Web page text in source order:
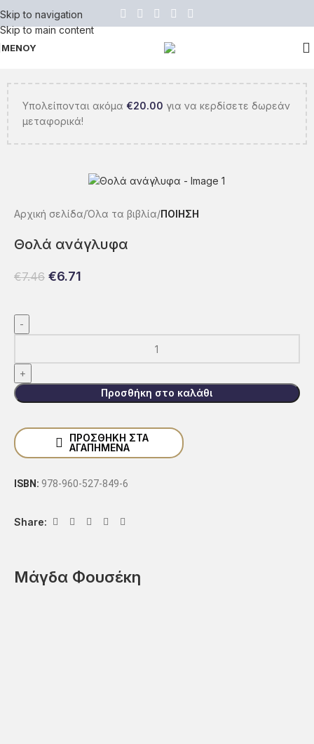
Skip to navigation
Skip to main content
ΜΕΝΟΥ
Υπολείπονται ακόμα €20.00 για να κερδίσετε δωρεάν
μεταφορικά!
Αρχική σελίδα Όλα τα βιβλία ΠΟΙΗΣΗ
Θολά ανάγλυφα
€7.46 €6.71
Προσθήκη στο καλάθι
ΠΡΟΣΘΗΚΗ ΣΤΑ
ΑΓΑΠΗΜΕΝΑ
ISBN: 978-960-527-849-6
Share:
Μάγδα Φουσέκη